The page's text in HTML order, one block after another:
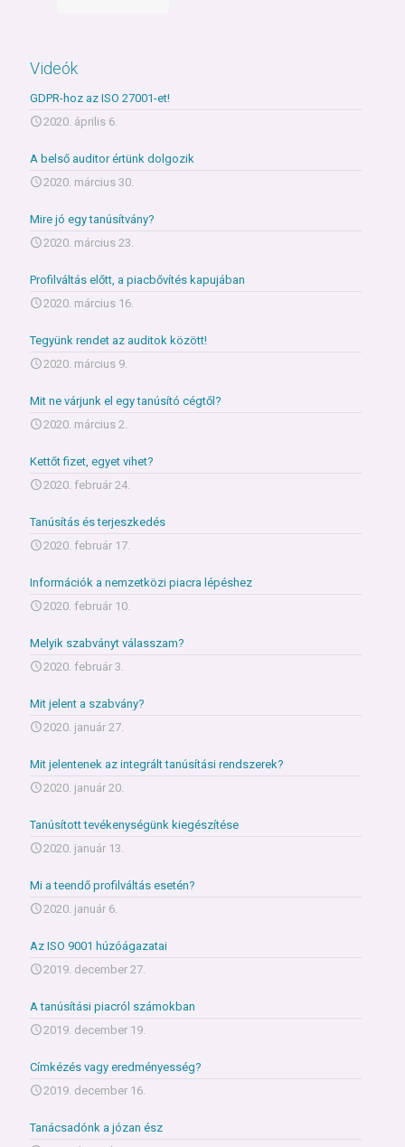
Videók
GDPR-hoz az ISO 27001-et!
2020. április 6.
A belső auditor értünk dolgozik
2020. március 30.
Mire jó egy tanúsítvány?
2020. március 23.
Profilváltás előtt, a piacbővítés kapujában
2020. március 16.
Tegyünk rendet az auditok között!
2020. március 9.
Mit ne várjunk el egy tanúsító cégtől?
2020. március 2.
Kettőt fizet, egyet vihet?
2020. február 24.
Tanúsítás és terjeszkedés
2020. február 17.
Információk a nemzetközi piacra lépéshez
2020. február 10.
Melyik szabványt válasszam?
2020. február 3.
Mit jelent a szabvány?
2020. január 27.
Mit jelentenek az integrált tanúsítási rendszerek?
2020. január 20.
Tanúsított tevékenységünk kiegészítése
2020. január 13.
Mi a teendő profilváltás esetén?
2020. január 6.
Az ISO 9001 húzóágazatai
2019. december 27.
A tanúsítási piacról számokban
2019. december 19.
Címkézés vagy eredményesség?
2019. december 16.
Tanácsadónk a józan ész